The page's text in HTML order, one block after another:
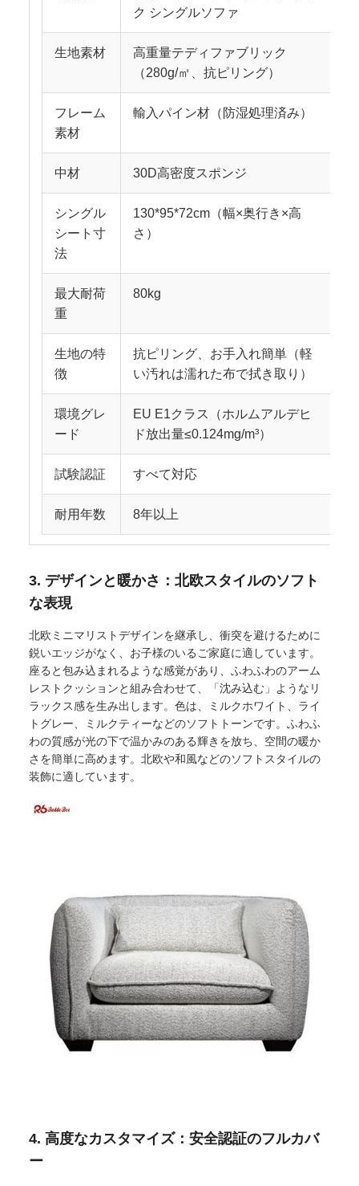
ク シングルソファ
生地素材
高重量テディファブリック
（280g/㎡、抗ピリング）
フレーム
素材
輸入パイン材（防湿処理済み）
中材 30D高密度スポンジ
シングル
シート寸
法
130*95*72cm（幅×奥行き×高
さ）
最大耐荷
重
80kg
生地の特
徴
抗ピリング、お手入れ簡単（軽
い汚れは濡れた布で拭き取り）
環境グレ
ード
EU E1クラス（ホルムアルデヒ
ド放出量≤0.124mg/m³）
試験認証 すべて対応
耐用年数 8年以上
3. デザインと暖かさ：北欧スタイルのソフト
な表現
北欧ミニマリストデザインを継承し、衝突を避けるために
鋭いエッジがなく、お子様のいるご家庭に適しています。
座ると包み込まれるような感覚があり、ふわふわのアーム
レストクッションと組み合わせて、「沈み込む」ようなリ
ラックス感を生み出します。色は、ミルクホワイト、ライ
トグレー、ミルクティーなどのソフトトーンです。ふわふ
わの質感が光の下で温かみのある輝きを放ち、空間の暖か
さを簡単に高めます。北欧や和風などのソフトスタイルの
装飾に適しています。
4. 高度なカスタマイズ：安全認証のフルカバ
ー